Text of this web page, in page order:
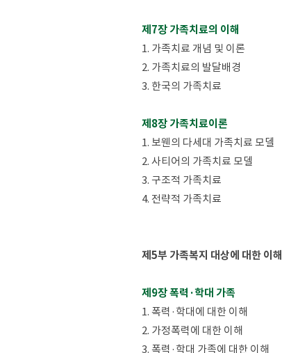
제7장 가족치료의 이해
1. 가족치료 개념 및 이론
2. 가족치료의 발달배경
3. 한국의 가족치료
제8장 가족치료이론
1. 보웬의 다세대 가족치료 모델
2. 사티어의 가족치료 모델
3. 구조적 가족치료
4. 전략적 가족치료
제5부 가족복지 대상에 대한 이해
제9장 폭력·학대 가족
1. 폭력·학대에 대한 이해
2. 가정폭력에 대한 이해
3. 폭력·학대 가족에 대한 이해